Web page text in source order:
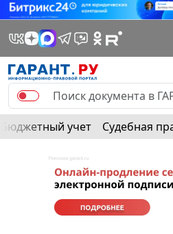
Бюджетный учет Судебная